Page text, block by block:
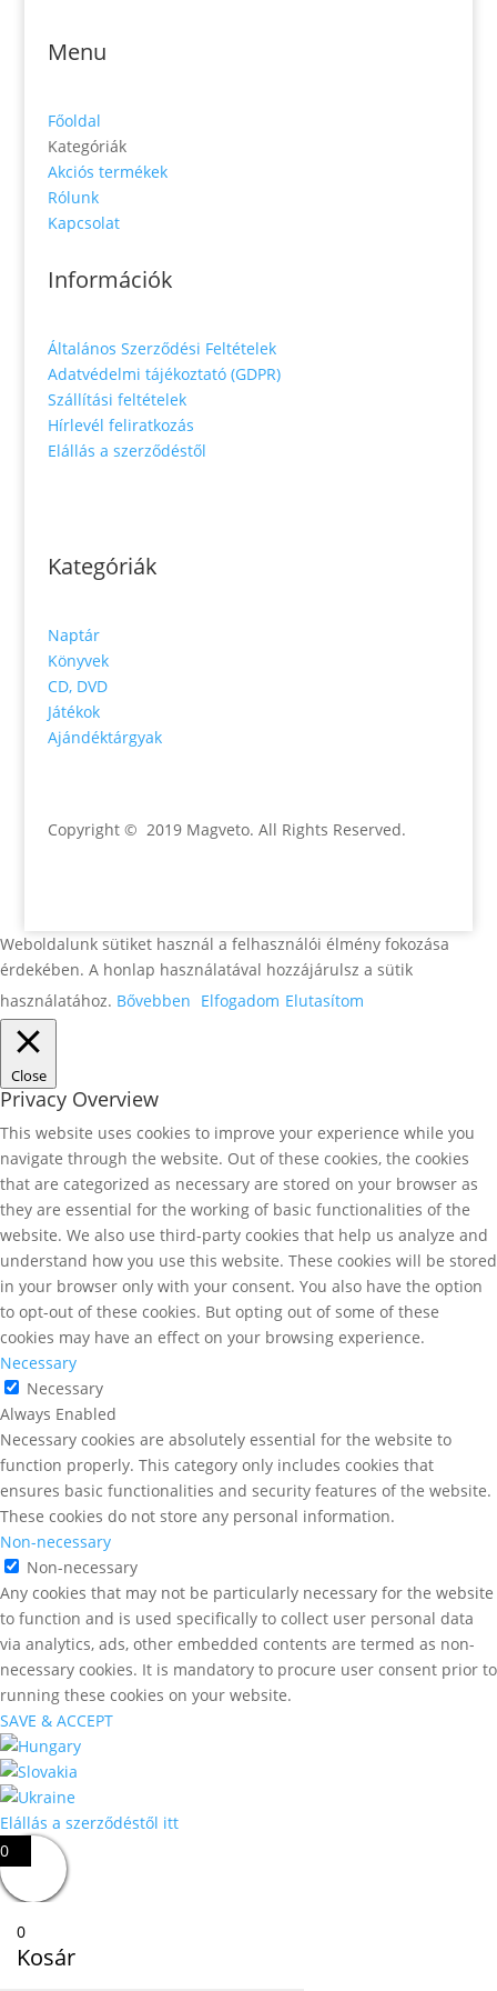
Menu
Főoldal
Kategóriák
Akciós termékek
Rólunk
Kapcsolat
Információk
Általános Szerződési Feltételek
Adatvédelmi tájékoztató (GDPR)
Szállítási feltételek
Hírlevél feliratkozás
Elállás a szerződéstől
Kategóriák
Naptár
Könyvek
CD, DVD
Játékok
Ajándéktárgyak
Copyright © 2019 Magveto. All Rights Reserved.
Weboldalunk sütiket használ a felhasználói élmény fokozása
érdekében. A honlap használatával hozzájárulsz a sütik
használatához. Bővebben Elfogadom Elutasítom
Close
Privacy Overview
This website uses cookies to improve your experience while you
navigate through the website. Out of these cookies, the cookies
that are categorized as necessary are stored on your browser as
they are essential for the working of basic functionalities of the
website. We also use third-party cookies that help us analyze and
understand how you use this website. These cookies will be stored
in your browser only with your consent. You also have the option
to opt-out of these cookies. But opting out of some of these
cookies may have an effect on your browsing experience.
Necessary
Necessary
Always Enabled
Necessary cookies are absolutely essential for the website to
function properly. This category only includes cookies that
ensures basic functionalities and security features of the website.
These cookies do not store any personal information.
Non-necessary
Non-necessary
Any cookies that may not be particularly necessary for the website
to function and is used specifically to collect user personal data
via analytics, ads, other embedded contents are termed as non-
necessary cookies. It is mandatory to procure user consent prior to
running these cookies on your website.
SAVE & ACCEPT
Elállás a szerződéstől itt
0
0
Kosár